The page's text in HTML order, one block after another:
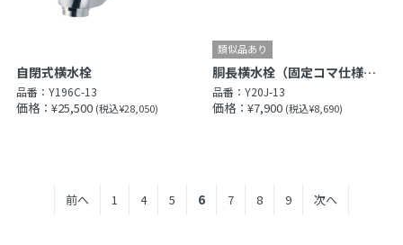
自閉式横水栓
品番： Y196C-13
価格：¥25,500 (税込¥28,050)
胴長横水栓（固定コマ仕様）［共用形］
品番：Y20J-13
価格：¥7,900 (税込¥8,690)
前へ 1 4 5 6 7 8 9 次へ